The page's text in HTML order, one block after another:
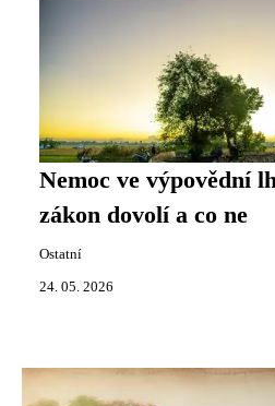
Nemoc ve výpovědní
zákon dovolí a co ne
Ostatní
24. 05. 2026